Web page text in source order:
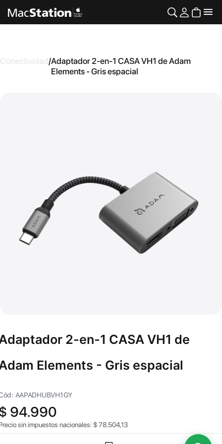
Conectividad/Adaptador 2-en-1 CASA VH1 de Adam
Elements - Gris espacial
2-en-1 CASA VH1 de
Elements - Gris espacial
AAPADHUBVH1GY
94.990
sin impuestos nacionales: $78.504,13